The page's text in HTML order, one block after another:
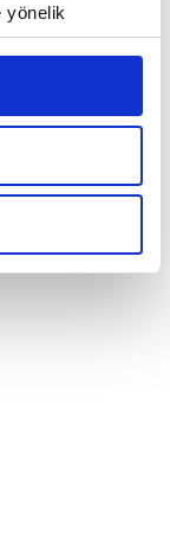
yönelik
amaçlarıyla
bilgi için